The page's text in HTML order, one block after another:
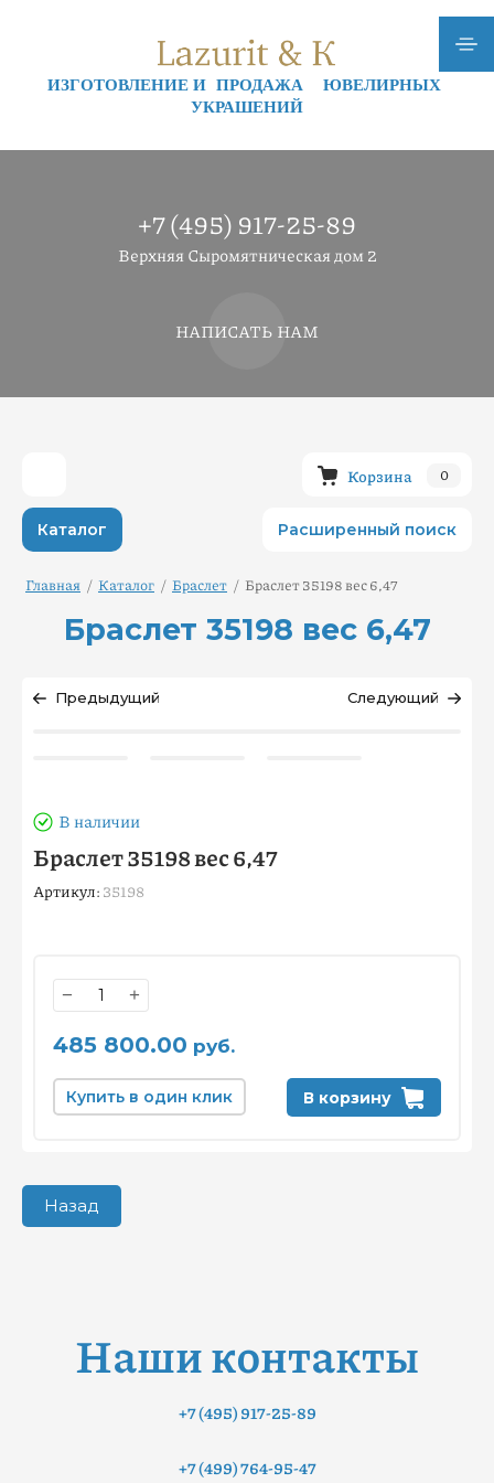
ИЗГОТОВЛЕНИЕ И ПРОДАЖА ЮВЕЛИРНЫХ
УКРАШЕНИЙ
+7 (495) 917-25-89
Верхняя Сыромятническая дом 2
НАПИСАТЬ НАМ
Корзина 0
Каталог Расширенный поиск
Главная / Каталог / Браслет / Браслет 35198 вес 6,47
Браслет 35198 вес 6,47
Предыдущий Следующий
В наличии
Браслет 35198 вес 6,47
Артикул: 35198
− +
485 800.00 руб.
В корзину
Купить в один клик
Назад
Наши контакты
+7 (495) 917-25-89
+7 (499) 764-95-47